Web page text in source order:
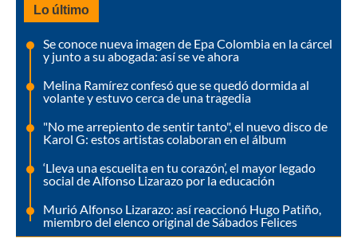
Lo último
Se conoce nueva imagen de Epa Colombia en la cárcel
y junto a su abogada: así se ve ahora
Melina Ramírez confesó que se quedó dormida al
volante y estuvo cerca de una tragedia
"No me arrepiento de sentir tanto", el nuevo disco de
Karol G: estos artistas colaboran en el álbum
‘Lleva una escuelita en tu corazón’, el mayor legado
social de Alfonso Lizarazo por la educación
Murió Alfonso Lizarazo: así reaccionó Hugo Patiño,
miembro del elenco original de Sábados Felices